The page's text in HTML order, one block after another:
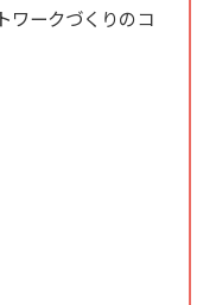
ワークづくりのコ